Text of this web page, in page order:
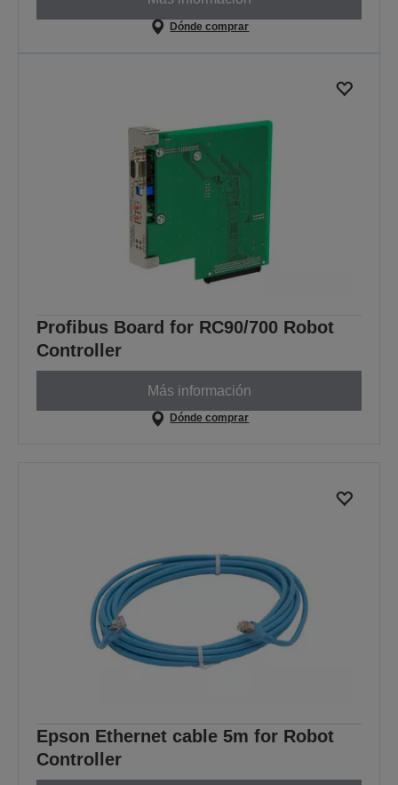
Dónde comprar
Profibus Board for RC90/700 Robot
Controller
Más información
Dónde comprar
Epson Ethernet cable 5m for Robot
Controller